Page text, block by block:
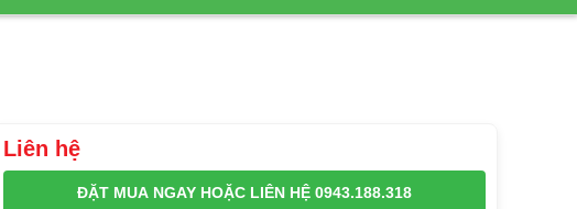
Liên hệ
ĐẶT MUA NGAY HOẶC LIÊN HỆ 0943.188.318